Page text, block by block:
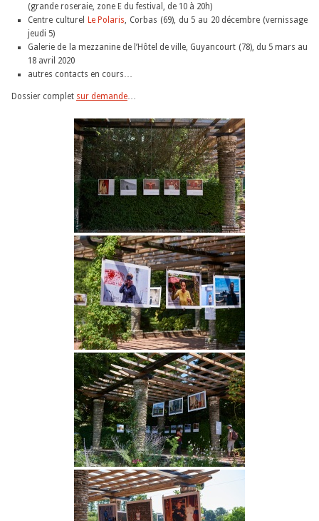
(grande roseraie, zone E du festival, de 10 à 20h)
Centre culturel Le Polaris, Corbas (69), du 5 au 20 décembre (vernissage
jeudi 5)
Galerie de la mezzanine de l’Hôtel de ville, Guyancourt (78), du 5 mars au
18 avril 2020
autres contacts en cours…
Dossier complet sur demande…